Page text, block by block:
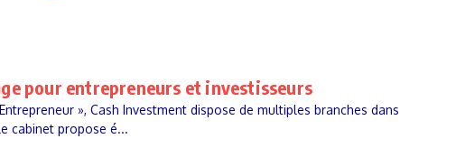
pour entrepreneurs et investisseurs
», Cash Investment dispose de multiples branches dans
cabinet propose é...